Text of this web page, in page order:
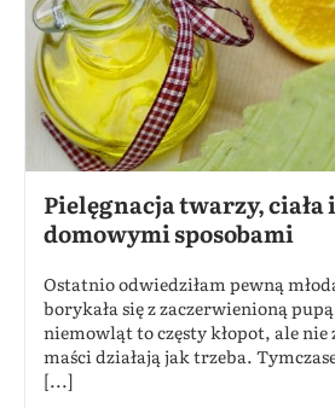
Pielęgnacja twarzy, ciała
domowymi sposobami
Ostatnio odwiedziłam pewną
borykała się z zaczerwienioną
niemowląt to częsty kłopot, ale nie
maści działają jak trzeba.
[...]